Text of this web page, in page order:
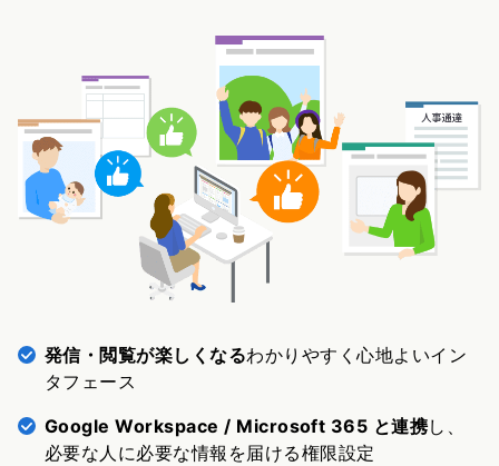
発信・閲覧が楽しくなるわかりやすく心地よいイン
タフェース
Google Workspace / Microsoft 365 と連携し、
必要な人に必要な情報を届ける権限設定